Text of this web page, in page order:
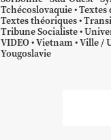
Tchécoslovaquie Textes
Textes théoriques
Tribune Socialiste
VIDEO Vietnam Ville /
Yougoslavie